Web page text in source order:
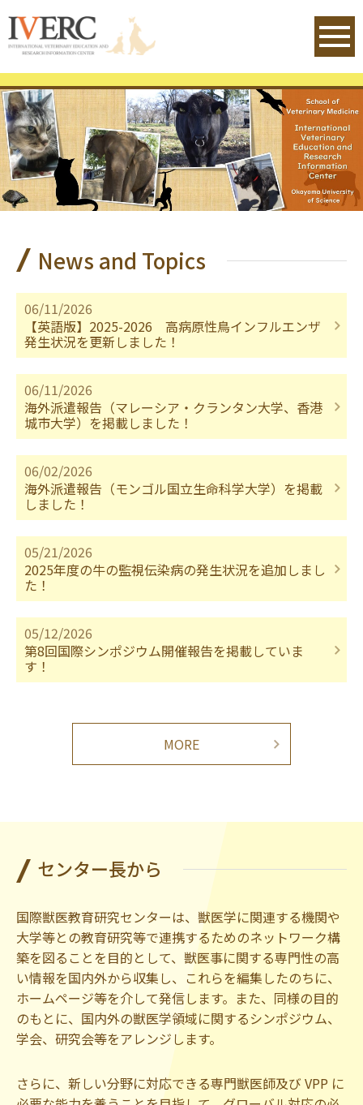
IVERC - International Veterinary
News and Topics
06/11/2026
【英語版】2025-2026 高病原性鳥インフルエンザ
発生状況を更新しました！
06/11/2026
海外派遣報告（マレーシア・クランタン大学、香港
城市大学）を掲載しました！
06/02/2026
海外派遣報告（モンゴル国立生命科学大学）を掲載
しました！
05/21/2026
2025年度の牛の監視伝染病の発生状況を追加しまし
た！
05/12/2026
第8回国際シンポジウム開催報告を掲載していま
す！
MORE
センター長から
国際獣医教育研究センターは、獣医学に関連する機関や
大学等との教育研究等で連携するためのネットワーク構
築を図ることを目的として、獣医事に関する専門性の高
い情報を国内外から収集し、これらを編集したのちに、
ホームページ等を介して発信します。また、同様の目的
のもとに、国内外の獣医学領域に関するシンポジウム、
学会、研究会等をアレンジします。
さらに、新しい分野に対応できる専門獣医師及び VPP に